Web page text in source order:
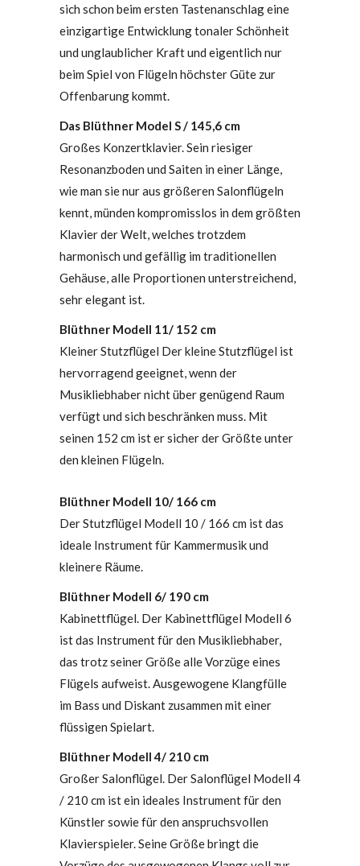
sich schon beim ersten Tastenanschlag eine
einzigartige Entwicklung tonaler Schönheit
und unglaublicher Kraft und eigentlich nur
beim Spiel von Flügeln höchster Güte zur
Offenbarung kommt.
Das Blüthner Model S / 145,6 cm
Großes Konzertklavier. Sein riesiger
Resonanzboden und Saiten in einer Länge,
wie man sie nur aus größeren Salonflügeln
kennt, münden kompromisslos in dem größten
Klavier der Welt, welches trotzdem
harmonisch und gefällig im traditionellen
Gehäuse, alle Proportionen unterstreichend,
sehr elegant ist.
Blüthner Modell 11/ 152 cm
Kleiner Stutzflügel Der kleine Stutzflügel ist
hervorragend geeignet, wenn der
Musikliebhaber nicht über genügend Raum
verfügt und sich beschränken muss. Mit
seinen 152 cm ist er sicher der Größte unter
den kleinen Flügeln.
Blüthner Modell 10/ 166 cm
Der Stutzflügel Modell 10 / 166 cm ist das
ideale Instrument für Kammermusik und
kleinere Räume.
Blüthner Modell 6/ 190 cm
Kabinettflügel. Der Kabinettflügel Modell 6
ist das Instrument für den Musikliebhaber,
das trotz seiner Größe alle Vorzüge eines
Flügels aufweist. Ausgewogene Klangfülle
im Bass und Diskant zusammen mit einer
flüssigen Spielart.
Blüthner Modell 4/ 210 cm
Großer Salonflügel. Der Salonflügel Modell 4
/ 210 cm ist ein ideales Instrument für den
Künstler sowie für den anspruchsvollen
Klavierspieler. Seine Größe bringt die